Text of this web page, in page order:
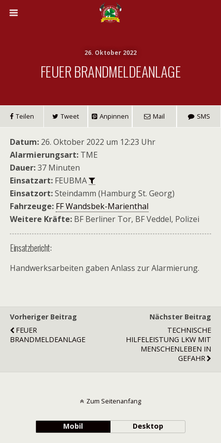
26. Oktober 2022
FEUER BRANDMELDEANLAGE
Teilen Tweet Anpinnen Mail SMS
Datum: 26. Oktober 2022 um 12:23 Uhr
Alarmierungsart: TME
Dauer:37 Minuten
Einsatzart: FEUBMA
Einsatzort:Steindamm (Hamburg St. Georg)
Fahrzeuge: FF Wandsbek-Marienthal
Weitere Kräfte: BF Berliner Tor, BF Veddel, Polizei
Einsatzbericht:
Handwerksarbeiten gaben Anlass zur Alarmierung.
Vorheriger Beitrag
FEUER
BRANDMELDEANLAGE
Nächster Beitrag
TECHNISCHE
HILFELEISTUNG LKW MIT
MENSCHENLEBEN IN
GEFAHR
Zum Seitenanfang
Mobil Desktop